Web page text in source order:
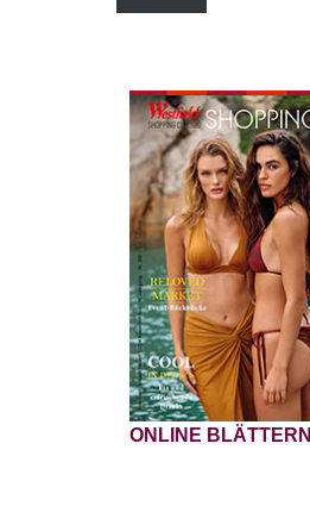
ONLINE BLÄTTERN